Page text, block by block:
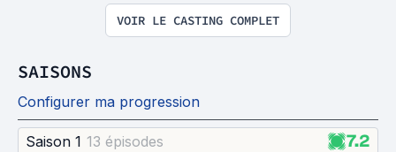
VOIR LE CASTING COMPLET
SAISONS
Configurer ma progression
Saison 1 13 épisodes 7.2